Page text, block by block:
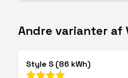
Andre varianter af
Style S (86 kWh)